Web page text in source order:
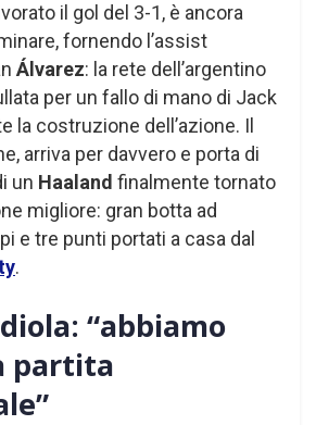
il gol del 3-1, è ancora
fornendo l’assist
Álvarez: la rete dell’argentino
per un fallo di mano di Jack
la costruzione dell’azione. Il
arriva per davvero e porta di
un Haaland finalmente tornato
migliore: gran botta ad
e tre punti portati a casa dal
.
“abbiamo
partita